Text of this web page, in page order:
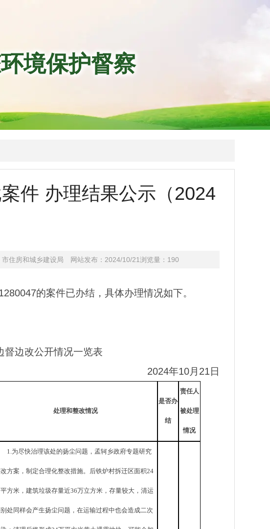
境保护督察
件 办理结果公示（2024
市住房和城乡建设局 网站发布：2024/10/21浏览量： 190
的案件已办结，具体办理情况如下。
督边改公开情况一览表
2024年10月21日
处理和整改情况
是否办
结
责任人
被处理
情况
1.为尽快治理该处的扬尘问题，孟轲乡政府专题研究
方案，制定合理化整改措施。后铁炉村拆迁区面积24
方米，建筑垃圾存量近36万立方米，存量较大，清运
处同样会产生扬尘问题，在运输过程中也会造成二次